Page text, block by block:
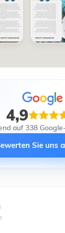
4,9
auf 338
Sie uns